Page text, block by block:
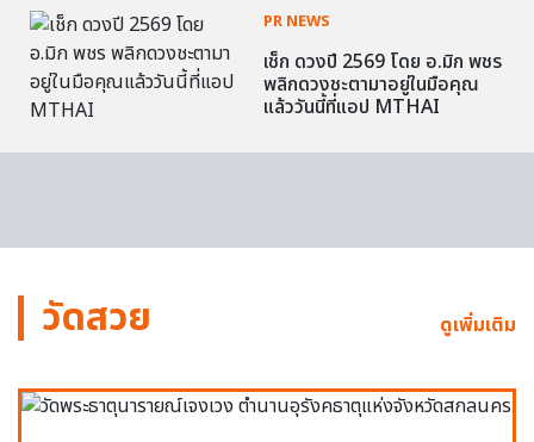
PR NEWS
เช็ก ดวงปี 2569 โดย อ.มิก พชร
พลิกดวงชะตามาอยู่ในมือคุณ
แล้ววันนี้ที่แอป MTHAI
วัดสวย ดูเพิ่มเติม